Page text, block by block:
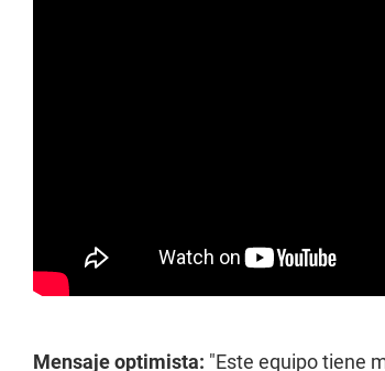
Mensaje optimista: "Este equipo tiene